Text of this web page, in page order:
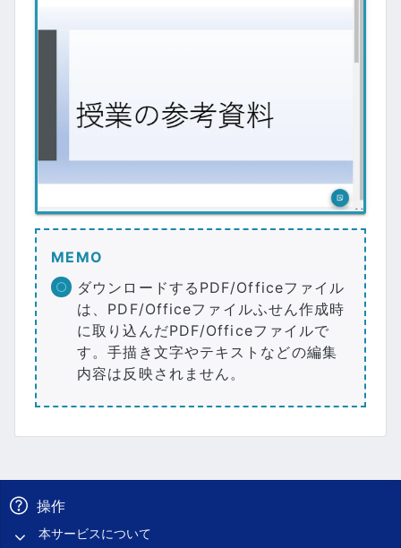
MEMO
ダウンロードするPDF/Officeファイル
は、PDF/Officeファイルふせん作成時
に取り込んだPDF/Officeファイルで
す。手描き文字やテキストなどの編集
内容は反映されません。
操作
本サービスについて